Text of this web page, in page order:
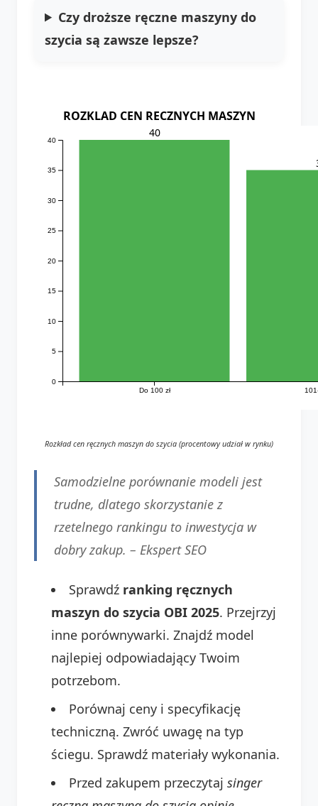
Czy droższe ręczne maszyny do
szycia są zawsze lepsze?
ROZKLAD CEN RECZNYCH MASZYN
Do 100 zł
0
5
10
15
20
25
30
35
40
40
Rozkład cen ręcznych maszyn do szycia (procentowy udział w rynku)
Samodzielne porównanie modeli jest
trudne, dlatego skorzystanie z
rzetelnego rankingu to inwestycja w
dobry zakup. – Ekspert SEO
Sprawdź ranking ręcznych
maszyn do szycia OBI 2025. Przejrzyj
inne porównywarki. Znajdź model
najlepiej odpowiadający Twoim
potrzebom.
Porównaj ceny i specyfikację
techniczną. Zwróć uwagę na typ
ściegu. Sprawdź materiały wykonania.
Przed zakupem przeczytaj singer